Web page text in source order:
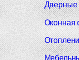
Дверные
Оконная